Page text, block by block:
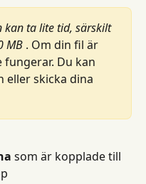
kan ta lite tid, särskilt
MB . Om din fil är
fungerar. Du kan
eller skicka dina
som är kopplade till